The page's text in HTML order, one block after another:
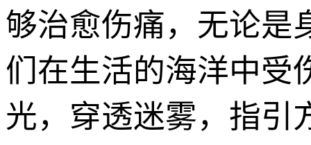
够治愈伤痛，无论是
们在生活的海洋中受
光，穿透迷雾，指引